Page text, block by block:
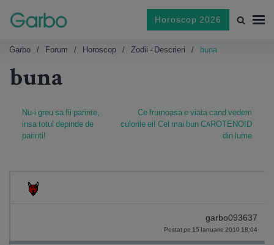
Horoscop 2026
Garbo Forum Horoscop Zodii - Descrieri buna
buna
Nu-i greu sa fii parinte,
insa totul depinde de
parinti!
Ce frumoasa e viata cand vedem
culorile ei! Cel mai bun CAROTENOID
din lume
garbo093637
Postat pe 15 Ianuarie 2010 18:04